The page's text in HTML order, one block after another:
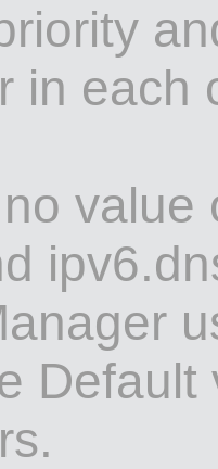
in each
value
Default